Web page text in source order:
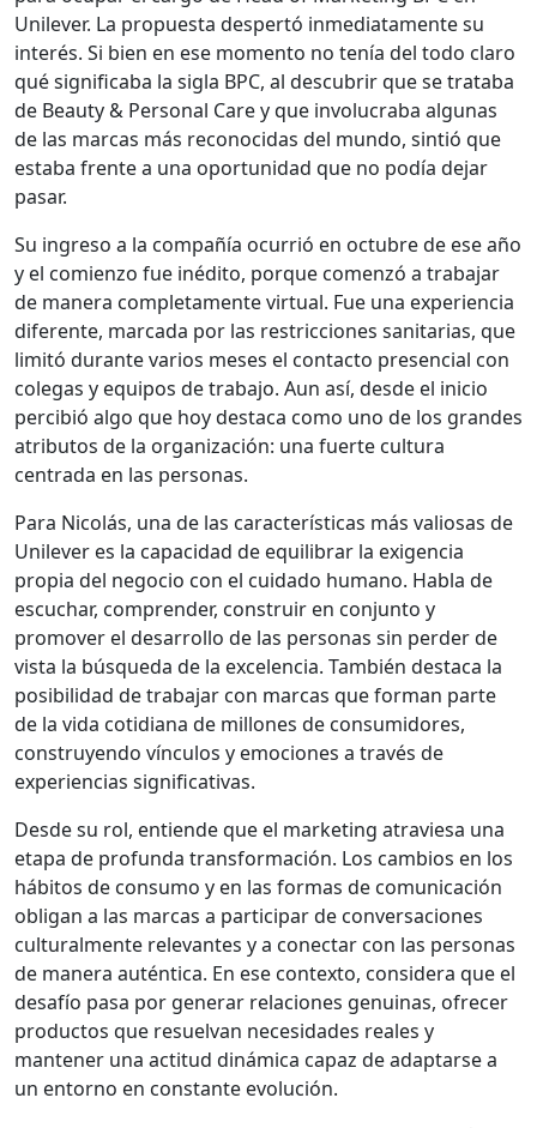
Unilever. La propuesta despertó inmediatamente su
interés. Si bien en ese momento no tenía del todo claro
qué significaba la sigla BPC, al descubrir que se trataba
de Beauty & Personal Care y que involucraba algunas
de las marcas más reconocidas del mundo, sintió que
estaba frente a una oportunidad que no podía dejar
pasar.
Su ingreso a la compañía ocurrió en octubre de ese año
y el comienzo fue inédito, porque comenzó a trabajar
de manera completamente virtual. Fue una experiencia
diferente, marcada por las restricciones sanitarias, que
limitó durante varios meses el contacto presencial con
colegas y equipos de trabajo. Aun así, desde el inicio
percibió algo que hoy destaca como uno de los grandes
atributos de la organización: una fuerte cultura
centrada en las personas.
Para Nicolás, una de las características más valiosas de
Unilever es la capacidad de equilibrar la exigencia
propia del negocio con el cuidado humano. Habla de
escuchar, comprender, construir en conjunto y
promover el desarrollo de las personas sin perder de
vista la búsqueda de la excelencia. También destaca la
posibilidad de trabajar con marcas que forman parte
de la vida cotidiana de millones de consumidores,
construyendo vínculos y emociones a través de
experiencias significativas.
Desde su rol, entiende que el marketing atraviesa una
etapa de profunda transformación. Los cambios en los
hábitos de consumo y en las formas de comunicación
obligan a las marcas a participar de conversaciones
culturalmente relevantes y a conectar con las personas
de manera auténtica. En ese contexto, considera que el
desafío pasa por generar relaciones genuinas, ofrecer
productos que resuelvan necesidades reales y
mantener una actitud dinámica capaz de adaptarse a
un entorno en constante evolución.